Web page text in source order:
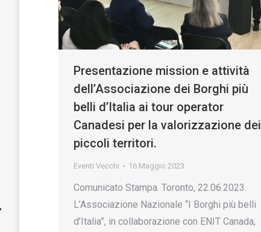
Presentazione mission e attività
dell’Associazione dei Borghi più
belli d’Italia ai tour operator
Canadesi per la valorizzazione dei
piccoli territori.
Eventi Vecchi 16 Maggio 2023
Comunicato Stampa. Toronto, 22.06.2023.
L’Associazione Nazionale “I Borghi più belli
d’Italia”, in collaborazione con ENIT Canada,